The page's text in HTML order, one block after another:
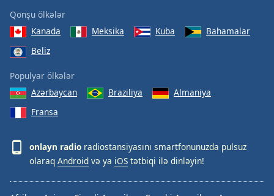
Qonşu ölkələr
Kanada
Meksika Kuba
Bahamalar
Beliz
Populyar ölkələr
Azərbaycan
Braziliya
Almaniya
Fransa
onlayn radio radiostansiyasını smartfonunuzda pulsuz
olaraq Android və ya iOS tətbiqi ilə dinləyin!